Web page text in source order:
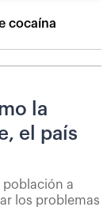
cocaína
la
el país
población a
los problemas